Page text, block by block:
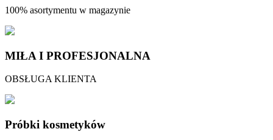
100% asortymentu w magazynie
MIŁA I PROFESJONALNA
OBSŁUGA KLIENTA
Próbki kosmetyków